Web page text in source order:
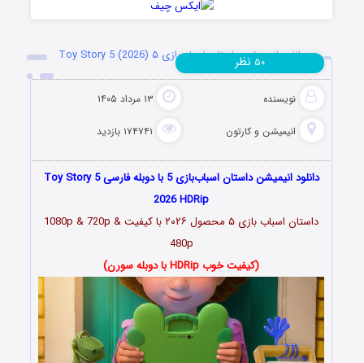
دانلود انیمیشن داستان اسباب‌بازی ۵ Toy Story 5 (2026)
نویسنده ۱۳ مرداد ۱۴۰۵
انیمیشن و کارتون ۱۷۴۷۴۱ بازدید
۵۰ نظر
دانلود انیمیشن داستان اسباب‌بازی 5 با دوبله فارسی Toy Story 5
2026 HDRip
داستان اسباب‌ بازی ۵ محصول ۲۰۲۶
با کیفیت 1080p & 720p &
480p
(کیفیت خوب HDRip با دوبله سورن)